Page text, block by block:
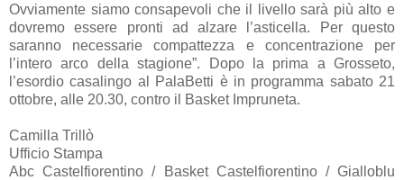
Ovviamente siamo consapevoli che il livello sarà più alto e
dovremo essere pronti ad alzare l’asticella. Per questo
saranno necessarie compattezza e concentrazione per
l’intero arco della stagione”. Dopo la prima a Grosseto,
l’esordio casalingo al PalaBetti è in programma sabato 21
ottobre, alle 20.30, contro il Basket Impruneta.
Camilla Trillò
Ufficio Stampa
Abc Castelfiorentino / Basket Castelfiorentino / Gialloblu